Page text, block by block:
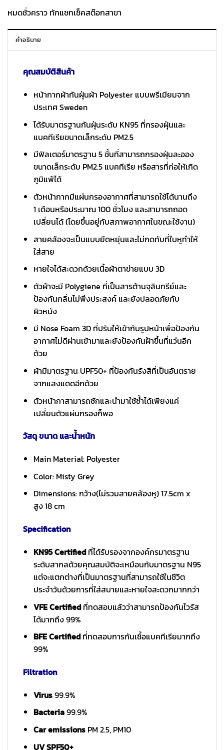
790 ฿.490 ฿.
หมดชั่วคราว ทักแชทเช็คสต๊อกสาขา
คำอธิบาย
คุณสมบัติสินค้า
หน้ากากผ้ากันฝุ่นผ้า Polyester แบบพรีเมียมจาก
ประเทศ Sweden
ได้รับมาตรฐานกันฝุ่นระดับ KN95 ที่กรองฝุ่นและ
แบคทีเรียขนาดเล็กระดับ PM2.5
มีฟิลเตอร์มาตรฐาน 5 ชั้นที่สามารถกรองฝุ่นละออง
ขนาดเล็กระดับ PM2.5 แบคทีเรีย หรือสารที่ก่อให้เกิด
ภูมิแพ้ได้
ตัวหน้ากากมีแผ่นกรองอากาศที่สามารถใช้ได้นานถึง
1 เดือนหรือประมาณ 100 ชั่วโมง และสามารถถอด
เปลี่ยนได้ (โดยขึ้นอยู่กับสภาพอากาศในขณะใช้งาน)
สายคล้องจะเป็นแบบยืดหยุ่นและไม่กดทับที่ใบหูทำให้
ใส่สาย
หายใจได้สะดวกด้วยเนื้อผ้าตาข่ายแบบ 3D
ตัวผ้าจะมี Polygiene ที่เป็นสารต้านจุลินทรีย์และ
ป้องกันกลิ่นไม่พึงประสงค์ และยังปลอดภัยกับ
ผิวหนัง
มี Nose Foam 3D ที่ปรับให้เข้ากับรูปหน้าเพื่อป้องกัน
อากาศไม่ดีผ่านเข้ามาและยังป้องกันฝ้าขึ้นที่แว่นอีก
ด้วย
ผ้ามีมาตรฐาน UPF50+ ที่ป้องกันรังสีที่เป็นอันตราย
จากแสงแดดอีกด้วย
ตัวหน้ากาสามารถซักและนำมาใช้ซ้ำได้เพียงแค่
เปลี่ยนตัวแผ่นกรองก็พอ
วัสดุ ขนาด และน้ำหนัก
Main Material: Polyester
Color: Misty Grey
Dimensions: กว้าง(ไม่รวมสายคล้องหู) 17.5cm x
สูง 18 cm
Specification
KN95 Certifiedที่ได้รับรองจากองค์กรมาตรฐาน
ระดับสากลด้วยคุณสมบัติจะเหมือนกับมาตรฐาน N95
แต่จะแตกต่างที่เป็นมาตรฐานที่สามารถใช้ในชีวิต
ประจำวันด้วยการที่ใส่สบายและหายใจสะดวกมากกว่า
VFE Certifiedที่ทดสอบแล้วว่าสามารถป้องกันไวรัส
ได้มากถึง 99%
BFE Certifiedที่ทดสอบการกันเชื้อแบคทีเรียมากถึง
99%
Filtration
Virus99.9%
Bacteria99.9%
Car emissionsPM 2.5, PM10
UV SPF50+